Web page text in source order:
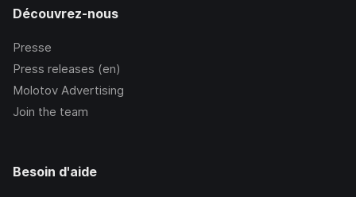
Découvrez-nous
Presse
Press releases (en)
Molotov Advertising
Join the team
Besoin d'aide